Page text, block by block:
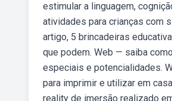
estimular a linguagem,
atividades para crianças com
artigo, 5 brincadeiras
que podem. Web — saiba
especiais e potencialidades.
para imprimir e utilizar em
reality de imersão realizado